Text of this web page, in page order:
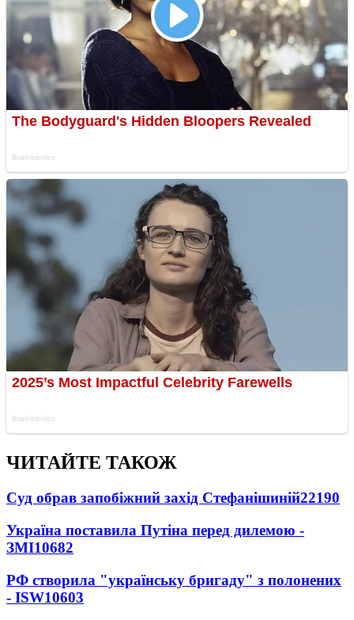
ЧИТАЙТЕ ТАКОЖ
Суд обрав запобіжний захід Стефанішиній22190
Україна поставила Путіна перед дилемою -
ЗМІ10682
РФ створила "українську бригаду" з полонених
- ISW10603